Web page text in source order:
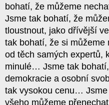
bohatí, že můžeme
Jsme tak bohatí, že
tloustnout, jako dřívější
tak bohatí, že si můžeme
od těch samých expertů,
minulé… Jsme tak
demokracie a osobní
tak vysokou cenu…
všeho můžeme